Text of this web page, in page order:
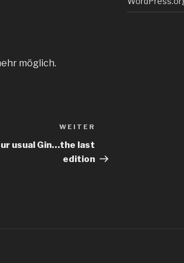
möglich.
WEITER
usual Gin…the last
edition